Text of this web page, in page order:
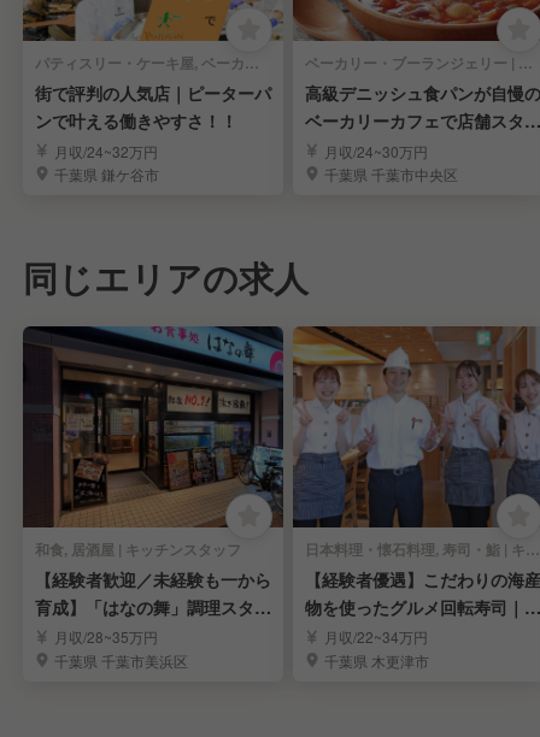
パティスリー・ケーキ屋, ベーカリー・ブーランジェリー | キッチンスタッフ
街で評判の人気店｜ピーターパ
ンで叶える働きやすさ！！
月収/24~32万円
千葉県 鎌ケ谷市
ベーカリー・ブーランジェリー | キッチンスタッフ
高級デニッシュ食パンが自慢の
ベーカリーカフェで店舗スタッ
フ募集
月収/24~30万円
千葉県 千葉市中央区
同じエリアの求人
和食, 居酒屋 | キッチンスタッフ
【経験者歓迎／未経験も一から
育成】「はなの舞」調理スタッ
フ 月収/28~35万円
千葉県 千葉市美浜区
日本料理・懐石料理, 寿司・鮨 | キッチンスタッフ
【経験者優遇】こだわりの海産
物を使ったグルメ回転寿司｜経
験を活かせる環境
月収/22~34万円
千葉県 木更津市